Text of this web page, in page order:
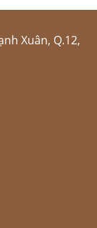
Xuân, Q.12,